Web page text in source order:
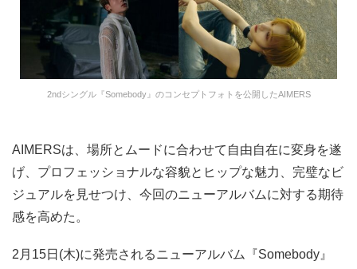
2ndシングル『Somebody』のコンセプトフォトを公開したAIMERS
AIMERSは、場所とムードに合わせて自由自在に変身を遂
げ、プロフェッショナルな容貌とヒップな魅力、完璧なビ
ジュアルを見せつけ、今回のニューアルバムに対する期待
感を高めた。
2月15日(木)に発売されるニューアルバム『Somebody』